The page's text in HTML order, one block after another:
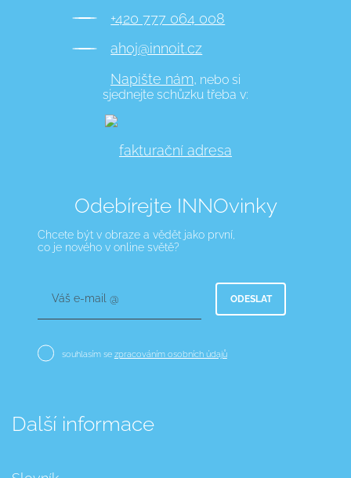
+420 777 064 008
ahoj@innoit.cz
Napište nám, nebo si
sjednejte schůzku třeba v:
fakturační adresa
Další informace
Odebírejte INNOvinky
Chcete být v obraze a vědět jako první,
co je nového v online světě?
Váš e-mail @ ODESLAT
souhlasím se zpracováním osobních údajů